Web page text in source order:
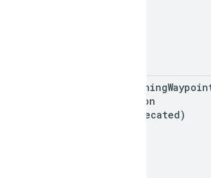
remaining
Version
(deprecated)